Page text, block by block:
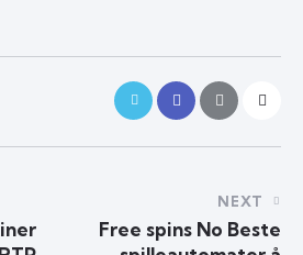
NEXT
Free spins No Beste